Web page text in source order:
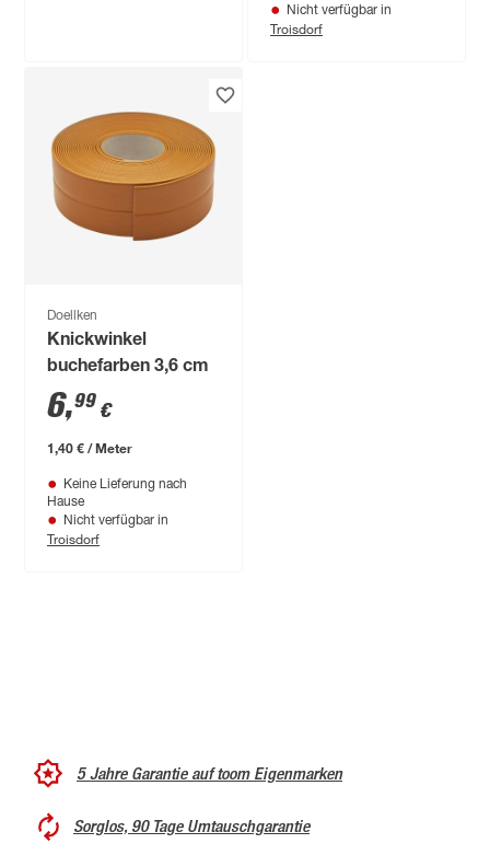
Nicht verfügbar in
Troisdorf
Doellken
Knickwinkel
buchefarben 3,6 cm
6,99 €
1,40 € / Meter
Keine Lieferung nach
Hause
Nicht verfügbar in
Troisdorf
5 Jahre Garantie auf toom Eigenmarken
Sorglos, 90 Tage Umtauschgarantie